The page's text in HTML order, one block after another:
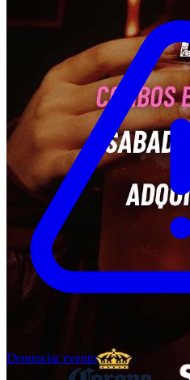
Denunciar evento